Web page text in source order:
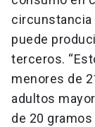
circunstancia
puede
terceros.
menores de
adultos
de 20